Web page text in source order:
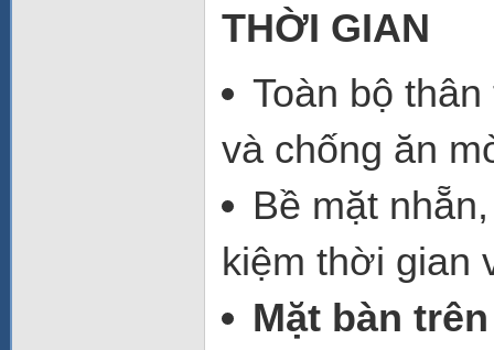
THỜI GIAN
Toàn bộ
và chống ăn
Bề mặt
kiệm thời gian
Mặt bàn